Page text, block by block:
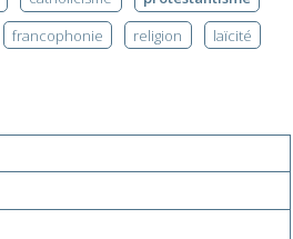
francophonie religion laïcité